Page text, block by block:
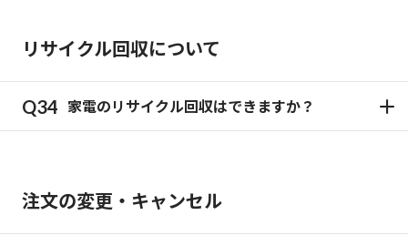
リサイクル回収について
家電のリサイクル回収はできますか？
注文の変更・キャンセル